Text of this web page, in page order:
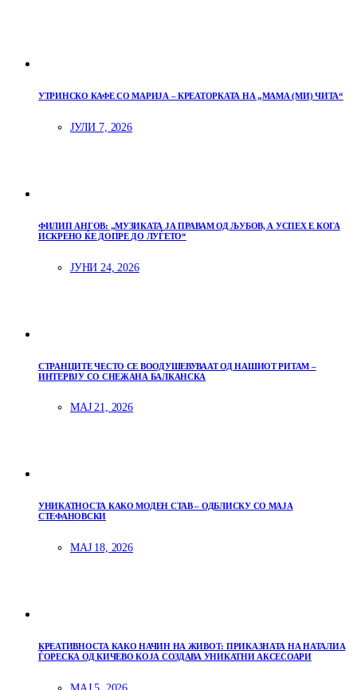
УТРИНСКО КАФЕ СО МАРИЈА – КРЕАТОРКАТА НА „МАМА (МИ) ЧИТА“
ЈУЛИ 7, 2026
ФИЛИП АНГОВ: „МУЗИКАТА ЈА ПРАВАМ ОД ЉУБОВ, А УСПЕХ Е КОГА
ИСКРЕНО ЌЕ ДОПРЕ ДО ЛУЃЕТО“
ЈУНИ 24, 2026
СТРАНЦИТЕ ЧЕСТО СЕ ВООДУШЕВУВААТ ОД НАШИОТ РИТАМ –
ИНТЕРВЈУ СО СНЕЖАНА БАЛКАНСКА
МАЈ 21, 2026
УНИКАТНОСТА КАКО МОДЕН СТАВ – ОДБЛИСКУ СО МАЈА
СТЕФАНОВСКИ
МАЈ 18, 2026
КРЕАТИВНОСТА КАКО НАЧИН НА ЖИВОТ: ПРИКАЗНАТА НА НАТАЛИА
ЃОРЕСКА ОД КИЧЕВО КОЈА СОЗДАВА УНИКАТНИ АКСЕСОАРИ